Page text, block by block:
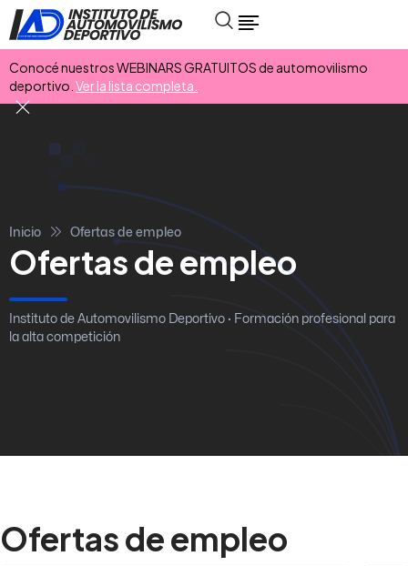
Conocé nuestros WEBINARS GRATUITOS de automovilismo
deportivo. Ver la lista completa.
Inicio Ofertas de empleo
Ofertas de empleo
Instituto de Automovilismo Deportivo · Formación profesional para
la alta competición
Ofertas de empleo